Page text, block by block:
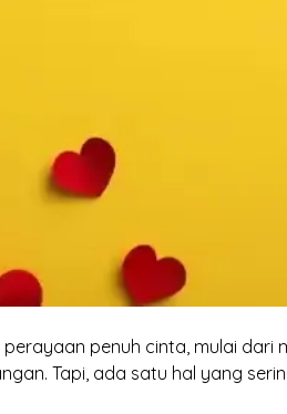
penuh cinta, mulai dari
Tapi, ada satu hal yang